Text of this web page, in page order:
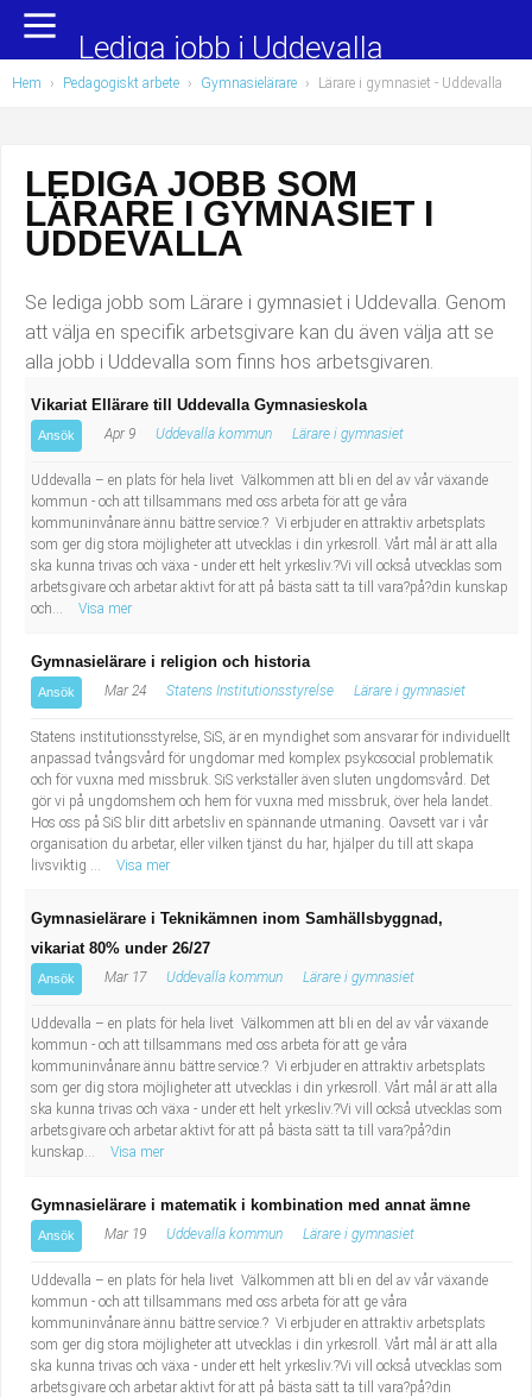
Yrkesområden
Administration, ekonomi, juridik
Chefer och verksamhetsledare
Data/IT
Försäljning, inköp, marknadsföring
Hotell, restaurang, storhushåll
Hälso- och sjukvård
Industriell tillverkning
Installation, drift, underhåll
Kropps- och skönhetsvård
Kultur, media, design
Militärt arbete
Naturbruk
Pedagogiskt arbete
Sanering och renhållning
Socialt arbete
Säkerhetsarbete
Tekniskt arbete
Transport
Populära jobb
Undersköterska, hemtjänst och äldreboende
Barnskötare
Lärare i förskola/Förskollärare
Lagerarbetare
Elevassistent
Personlig assistent
Behandlingsassistent/Socialpedagog
Tandsköterska
Budbilsförare
Tidningsbud/Tidningsdistributör
Lärare i fritidshem/Fritidspedagog
Taxiförare/Taxichaufför
sekreterare
Lastbilsförare m.fl.
Fastighetsskötare
Informatör/Kommunikatör
Brevbärare
Sjuksköterska, grundutbildad
Kock, storhushåll
Undersköterska, vård- o specialavd. o mottagning
Lediga jobb i Uddevalla
Hem › Pedagogiskt arbete › Gymnasielärare › Lärare i gymnasiet - Uddevalla
LEDIGA JOBB SOM
LÄRARE I GYMNASIET I
UDDEVALLA
Se lediga jobb som Lärare i gymnasiet i Uddevalla. Genom
att välja en specifik arbetsgivare kan du även välja att se
alla jobb i Uddevalla som finns hos arbetsgivaren.
Vikariat Ellärare till Uddevalla Gymnasieskola
Ansök Apr 9 Uddevalla kommun Lärare i gymnasiet
Uddevalla – en plats för hela livet Välkommen att bli en del av vår växande
kommun - och att tillsammans med oss arbeta för att ge våra
kommuninvånare ännu bättre service.? Vi erbjuder en attraktiv arbetsplats
som ger dig stora möjligheter att utvecklas i din yrkesroll. Vårt mål är att alla
ska kunna trivas och växa - under ett helt yrkesliv.?Vi vill också utvecklas som
arbetsgivare och arbetar aktivt för att på bästa sätt ta till vara?på?din kunskap
och...
Visa mer
Gymnasielärare i religion och historia
Ansök Mar 24 Statens Institutionsstyrelse Lärare i gymnasiet
Statens institutionsstyrelse, SiS, är en myndighet som ansvarar för individuellt
anpassad tvångsvård för ungdomar med komplex psykosocial problematik
och för vuxna med missbruk. SiS verkställer även sluten ungdomsvård. Det
gör vi på ungdomshem och hem för vuxna med missbruk, över hela landet.
Hos oss på SiS blir ditt arbetsliv en spännande utmaning. Oavsett var i vår
organisation du arbetar, eller vilken tjänst du har, hjälper du till att skapa
livsviktig ...
Visa mer
Gymnasielärare i Teknikämnen inom Samhällsbyggnad,
vikariat 80% under 26/27
Ansök Mar 17 Uddevalla kommun Lärare i gymnasiet
Uddevalla – en plats för hela livet Välkommen att bli en del av vår växande
kommun - och att tillsammans med oss arbeta för att ge våra
kommuninvånare ännu bättre service.? Vi erbjuder en attraktiv arbetsplats
som ger dig stora möjligheter att utvecklas i din yrkesroll. Vårt mål är att alla
ska kunna trivas och växa - under ett helt yrkesliv.?Vi vill också utvecklas som
arbetsgivare och arbetar aktivt för att på bästa sätt ta till vara?på?din
kunskap...
Visa mer
Gymnasielärare i matematik i kombination med annat ämne
Ansök Mar 19 Uddevalla kommun Lärare i gymnasiet
Uddevalla – en plats för hela livet Välkommen att bli en del av vår växande
kommun - och att tillsammans med oss arbeta för att ge våra
kommuninvånare ännu bättre service.? Vi erbjuder en attraktiv arbetsplats
som ger dig stora möjligheter att utvecklas i din yrkesroll. Vårt mål är att alla
ska kunna trivas och växa - under ett helt yrkesliv.?Vi vill också utvecklas som
arbetsgivare och arbetar aktivt för att på bästa sätt ta till vara?på?din